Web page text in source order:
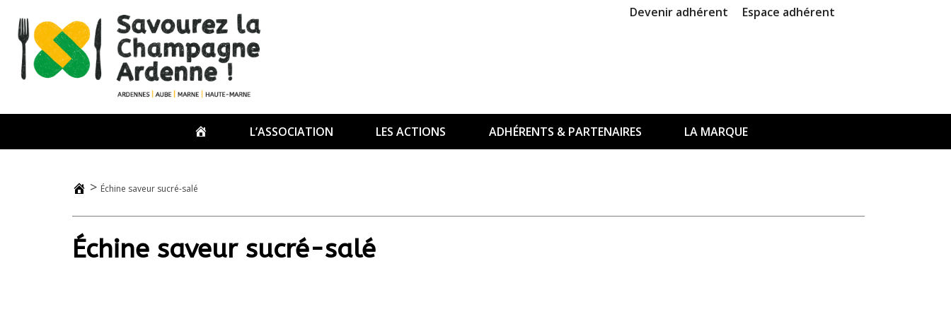
contenu
Devenir adhérent Espace adhérent
ACCUEIL L’ASSOCIATION LES ACTIONS ADHÉRENTS & PARTENAIRES LA MARQUE
> Échine saveur sucré-salé
Échine saveur sucré-salé